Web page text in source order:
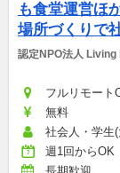
も食堂運営ほ
場所づくりで
認定NPO法人 Living
フルリモート
無料
社会人・学生
週1回からOK